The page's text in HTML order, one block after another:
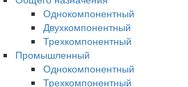
Однокомпонентный
Двухкомпонентный
Трехкомпонентный
Промышленный
Однокомпонентный
Трехкомпонентный